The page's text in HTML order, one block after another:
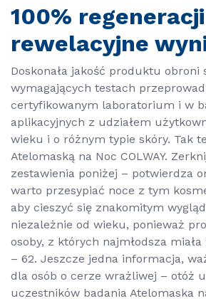
100%
rewelacyjne
Doskonała jakość produktu obroni
wymagających testach
certyfikowanym laboratorium i w
aplikacyjnych z udziałem
wieku i o różnym typie skóry. Tak
Atelomaską na Noc COLWAY.
zestawienia poniżej – potwierdza
warto przesypiać noce z tym
aby cieszyć się znakomitym
niezależnie od wieku, ponieważ
osoby, z których najmłodsza
– 62. Jeszcze jedna informacja,
dla osób o cerze wrażliwej – otóż
uczestników badania Atelomaska